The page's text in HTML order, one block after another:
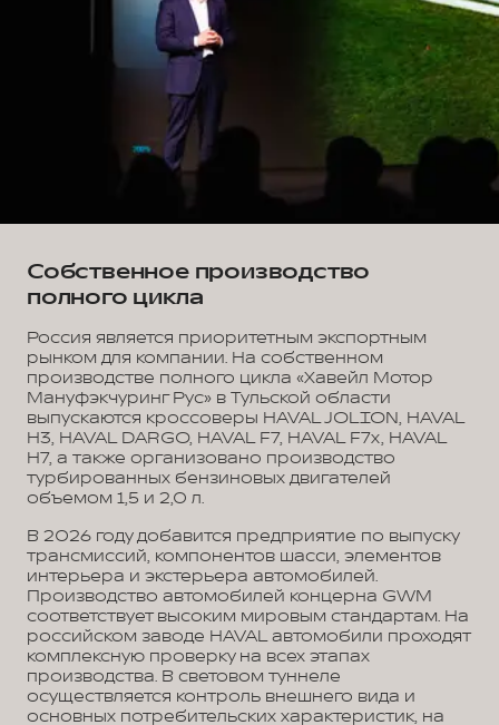
Собственное производство
полного цикла
Россия является приоритетным экспортным
рынком для компании. На собственном
производстве полного цикла «Хавейл Мотор
Мануфэкчуринг Рус» в Тульской области
выпускаются кроссоверы HAVAL JOLION, HAVAL
H3, HAVAL DARGO, HAVAL F7, HAVAL F7x, HAVAL
H7, а также организовано производство
турбированных бензиновых двигателей
объемом 1,5 и 2,0 л.
В 2026 году добавится предприятие по выпуску
трансмиссий, компонентов шасси, элементов
интерьера и экстерьера автомобилей.
Производство автомобилей концерна GWM
соответствует высоким мировым стандартам. На
российском заводе HAVAL автомобили проходят
комплексную проверку на всех этапах
производства. В световом туннеле
осуществляется контроль внешнего вида и
основных потребительских характеристик, на